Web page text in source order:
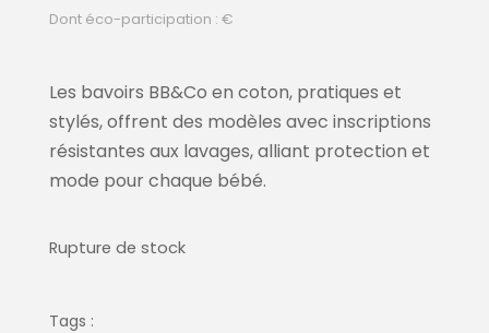
Dont éco-participation : €
Les bavoirs BB&Co en coton, pratiques et
stylés, offrent des modèles avec inscriptions
résistantes aux lavages, alliant protection et
mode pour chaque bébé.
Rupture de stock
Tags :